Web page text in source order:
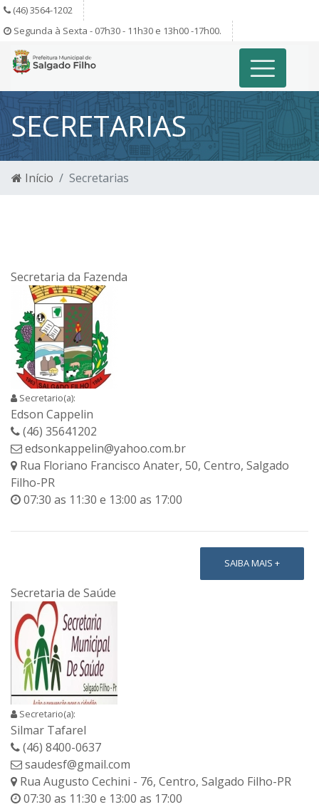
(46) 3564-1202
Segunda à Sexta - 07h30 - 11h30 e 13h00 -17h00.
SECRETARIAS
Início Secretarias
Secretaria da Fazenda
Secretario(a):
Edson Cappelin
(46) 35641202
edsonkappelin@yahoo.com.br
Rua Floriano Francisco Anater, 50, Centro, Salgado
Filho-PR
07:30 as 11:30 e 13:00 as 17:00
SAIBA MAIS +
Secretaria de Saúde
Secretario(a):
Silmar Tafarel
(46) 8400-0637
saudesf@gmail.com
Rua Augusto Cechini - 76, Centro, Salgado Filho-PR
07:30 as 11:30 e 13:00 as 17:00